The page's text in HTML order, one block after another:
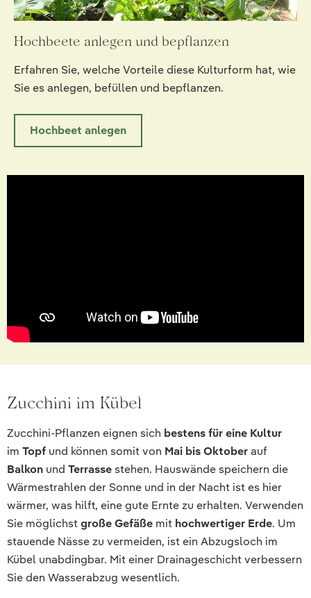
Hochbeete anlegen und bepflanzen
Erfahren Sie, welche Vorteile diese Kulturform hat, wie
Sie es anlegen, befüllen und bepflanzen.
Hochbeet anlegen
Zucchini im Kübel
Zucchini-Pflanzen eignen sich bestens für eine Kultur
im Topf und können somit von Mai bis Oktoberauf
Balkon und Terrassestehen. Hauswände speichern die
Wärmestrahlen der Sonne und in der Nacht ist es hier
wärmer, was hilft, eine gute Ernte zu erhalten. Verwenden
Sie möglichstgroße Gefäße mit hochwertiger Erde. Um
stauende Nässe zu vermeiden, ist ein Abzugsloch im
Kübel unabdingbar. Mit einer Drainageschicht verbessern
Sie den Wasserabzug wesentlich.